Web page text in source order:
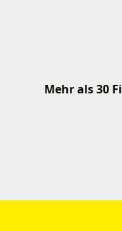
Mehr als 30